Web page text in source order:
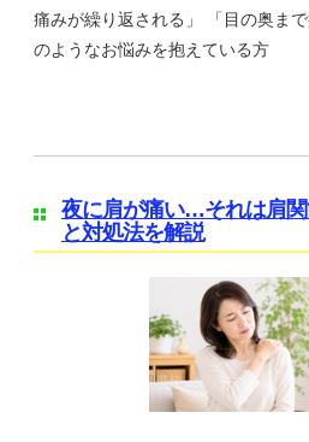
痛みが繰り返される」 「目の奥ま
のようなお悩みを抱えている方
夜に肩が痛い…それは肩
と対処法を解説